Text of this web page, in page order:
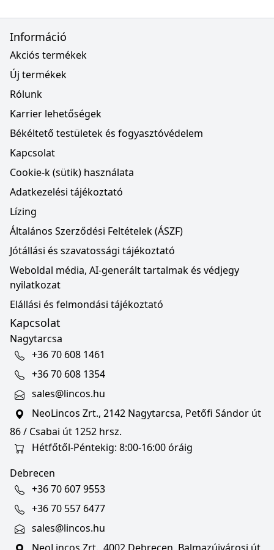
Információ
Akciós termékek
Új termékek
Rólunk
Karrier lehetőségek
Békéltető testületek és fogyasztóvédelem
Kapcsolat
Cookie-k (sütik) használata
Adatkezelési tájékoztató
Lízing
Általános Szerződési Feltételek (ÁSZF)
Jótállási és szavatossági tájékoztató
Weboldal média, AI-generált tartalmak és védjegy
nyilatkozat
Elállási és felmondási tájékoztató
Kapcsolat
Nagytarcsa
+36 70 608 1461
+36 70 608 1354
sales@lincos.hu
NeoLincos Zrt., 2142 Nagytarcsa, Petőfi Sándor út
86 / Csabai út 1252 hrsz.
Hétfőtől-Péntekig: 8:00-16:00 óráig
Debrecen
+36 70 607 9553
+36 70 557 6477
sales@lincos.hu